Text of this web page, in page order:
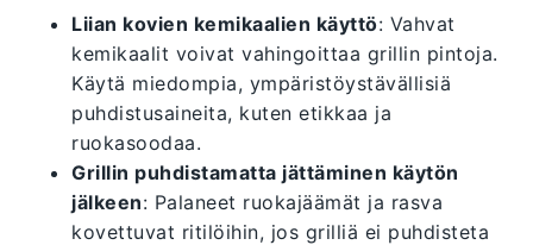
Liian kovien kemikaalien käyttö: Vahvat
kemikaalit voivat vahingoittaa grillin pintoja.
Käytä miedompia, ympäristöystävällisiä
puhdistusaineita, kuten etikkaa ja
ruokasoodaa.
Grillin puhdistamatta jättäminen käytön
jälkeen: Palaneet ruokajäämät ja rasva
kovettuvat ritilöihin, jos grilliä ei puhdisteta